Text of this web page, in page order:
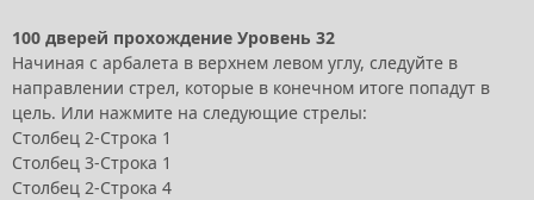
100 дверей прохождение Уровень 32
Начиная с арбалета в верхнем левом углу, следуйте в
направлении стрел, которые в конечном итоге попадут в
цель. Или нажмите на следующие стрелы:
Столбец 2-Строка 1
Столбец 3-Строка 1
Столбец 2-Строка 4